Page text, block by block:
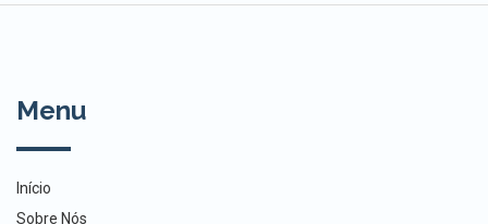
Menu
Início
Sobre Nós